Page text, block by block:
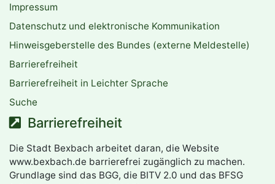
Impressum
Datenschutz und elektronische Kommunikation
Hinweisgeberstelle des Bundes (externe Meldestelle)
Barrierefreiheit
Barrierefreiheit in Leichter Sprache
Suche
Barrierefreiheit
Die Stadt Bexbach arbeitet daran, die Website
www.bexbach.de barrierefrei zugänglich zu machen.
Grundlage sind das BGG, die BITV 2.0 und das BFSG